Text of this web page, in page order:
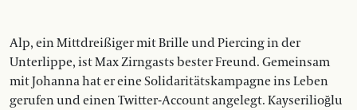
Alp, ein Mittdreißiger mit Brille und Piercing in der
Unterlippe, ist Max Zirngasts bester Freund. Gemeinsam
mit Johanna hat er eine Solidaritätskampagne ins Leben
gerufen und einen Twitter-Account angelegt. Kayserilioğlu